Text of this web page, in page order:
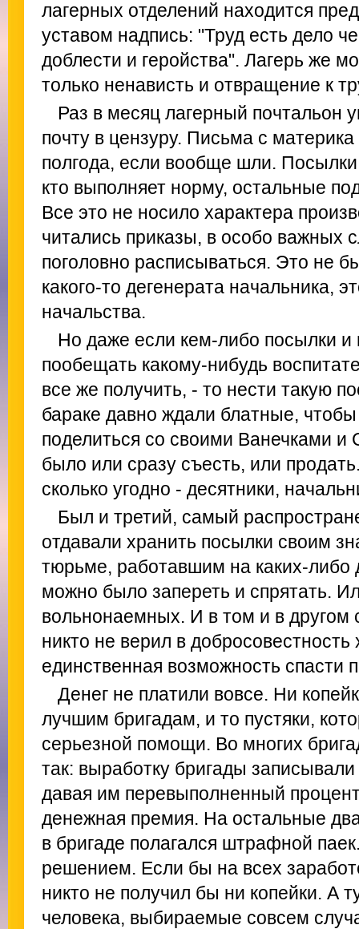
лагерных отделений находится
уставом надпись: "Труд есть дело
доблести и геройства". Лагерь же
только ненависть и отвращение к
Раз в месяц лагерный почтальон
почту в цензуру. Письма с
полгода, если вообще шли.
кто выполняет норму, остальные
Все это не носило характера
читались приказы, в особо важных
поголовно расписываться. Это не
какого-то дегенерата начальника,
начальства.
Но даже если кем-либо посылки
пообещать какому-нибудь
все же получить, - то нести такую
бараке давно ждали блатные, чтобы
поделиться со своими Ванечками
было или сразу съесть, или
сколько угодно - десятники,
Был и третий, самый
отдавали хранить посылки своим
тюрьме, работавшим на каких-либо
можно было запереть и спрятать.
вольнонаемных. И в том и в другом
никто не верил в
единственная возможность спасти
Денег не платили вовсе. Ни
лучшим бригадам, и то пустяки,
серьезной помощи. Во многих
так: выработку бригады
давая им перевыполненный
денежная премия. На остальные
в бригаде полагался штрафной
решением. Если бы на всех
никто не получил бы ни копейки. А
человека, выбираемые совсем